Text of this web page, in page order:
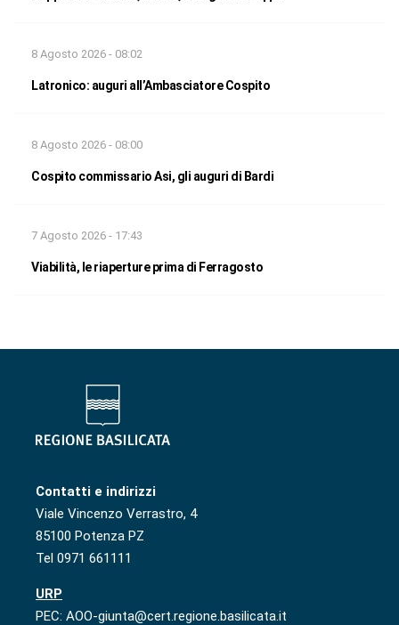
8 Agosto 2026 - 08:02
Latronico: auguri all’Ambasciatore Cospito
8 Agosto 2026 - 08:00
Cospito commissario Asi, gli auguri di Bardi
7 Agosto 2026 - 17:43
Viabilità, le riaperture prima di Ferragosto
Contatti e indirizzi
Viale Vincenzo Verrastro, 4
85100 Potenza PZ
Tel 0971 661111
URP
PEC: AOO-giunta@cert.regione.basilicata.it